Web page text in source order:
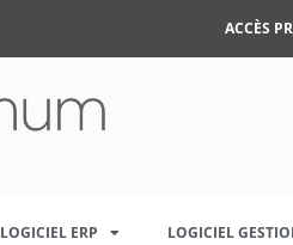
ACCÈS
LOGICIEL ERP LOGICIEL